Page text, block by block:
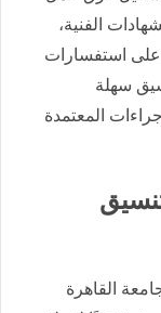
الفنية،
على استفسارات
سهلة
المعتمدة
القاهرة